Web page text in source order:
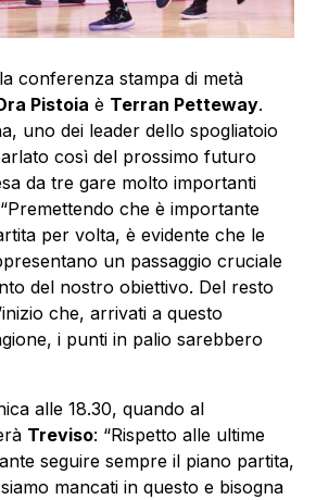
conferenza stampa di metà
Pistoia è Terran Petteway.
uno dei leader dello spogliatoio
così del prossimo futuro
da tre gare molto importanti
che è importante
per volta, è evidente che le
un passaggio cruciale
del nostro obiettivo. Del resto
che, arrivati a questo
i punti in palio sarebbero
alle 18.30, quando al
Treviso: “Rispetto alle ultime
seguire sempre il piano partita,
mancati in questo e bisogna